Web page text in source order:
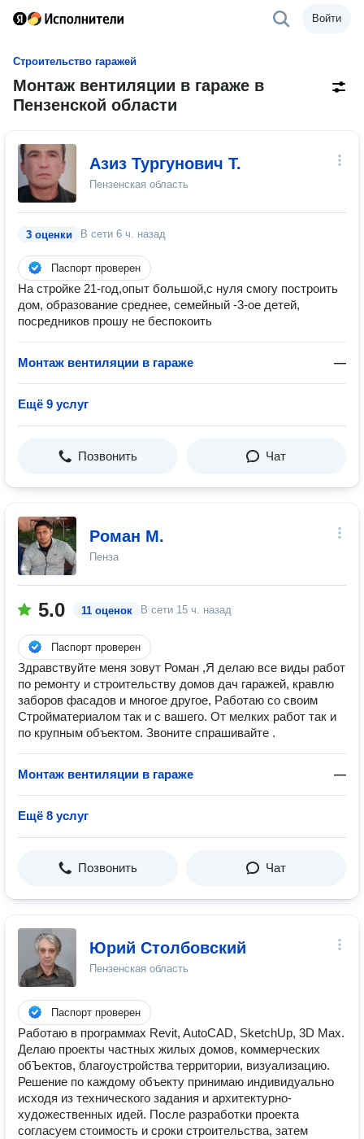
Войти
Строительство гаражей
Монтаж вентиляции в гараже в
Пензенской области
Азиз Тургунович Т.
Пензенская область
3 оценки В сети 6 ч. назад
Паспорт проверен
На стройке 21-год,опыт большой,с нуля смогу построить
дом, образование среднее, семейный -3-ое детей,
посредников прошу не беспокоить
Монтаж вентиляции в гараже —
Ещё 9 услуг
Позвонить Чат
Роман М.
Пенза
5.0 11 оценок В сети 15 ч. назад
Паспорт проверен
Здравствуйте меня зовут Роман ,Я делаю все виды работ
по ремонту и строительству домов дач гаражей, кравлю
заборов фасадов и многое другое, Работаю со своим
Стройматериалом так и с вашего. От мелких работ так и
по крупным объектом. Звоните спрашивайте .
Монтаж вентиляции в гараже —
Ещё 8 услуг
Позвонить Чат
Юрий Столбовский
Пензенская область
Паспорт проверен
Работаю в программах Revit, AutoCAD, SketchUp, 3D Max.
Делаю проекты частных жилых домов, коммерческих
обЪектов, благоустройства территории, визуализацию.
Решение по каждому объекту принимаю индивидуально
исходя из технического задания и архитектурно-
художественных идей. После разработки проекта
согласуем стоимость и сроки строительства, затем